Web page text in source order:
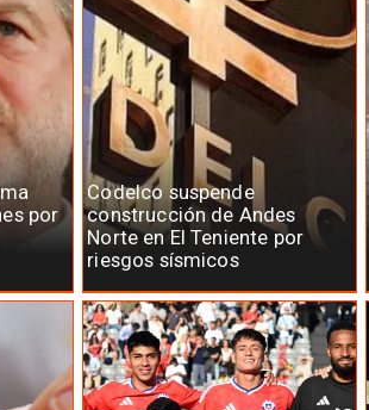
por
Codelco suspende
construcción de Andes
Norte en El Teniente por
riesgos sísmicos